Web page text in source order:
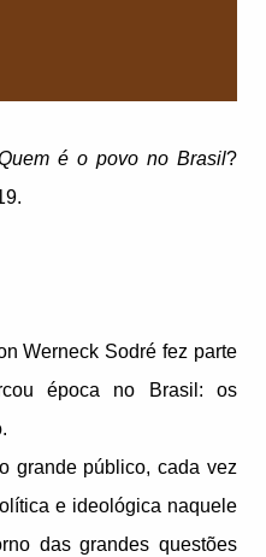
é o povo no Brasil?
Werneck Sodré fez parte
época no Brasil: os
grande público, cada vez
e ideológica naquele
das grandes questões